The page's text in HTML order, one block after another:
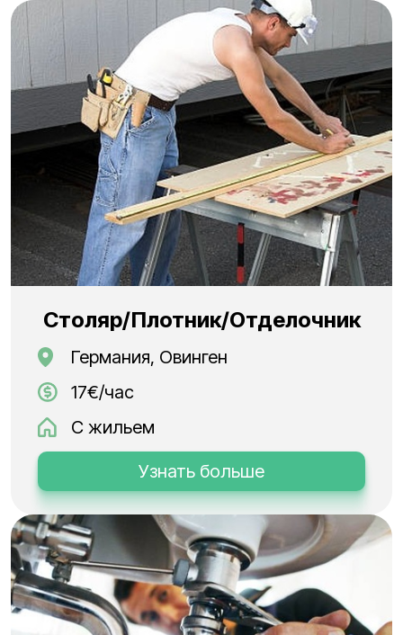
Столяр/Плотник/Отделочник
Германия, Овинген
17€/час
С жильем
Узнать больше